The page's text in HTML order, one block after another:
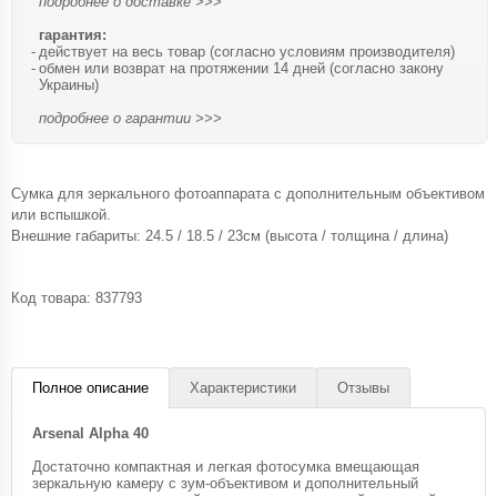
гарантия:
действует на весь товар (согласно условиям производителя)
обмен или возврат на протяжении 14 дней (согласно закону
Украины)
подробнее о гарантии >>>
Сумка для зеркального фотоаппарата с дополнительным объективом
или вспышкой.
Внешние габариты: 24.5 / 18.5 / 23см (высота / толщина / длина)
Код товара: 837793
Полное описание Характеристики Отзывы
Arsenal Alpha 40
Достаточно компактная и легкая фотосумка вмещающая
зеркальную камеру с зум-объективом и дополнительный